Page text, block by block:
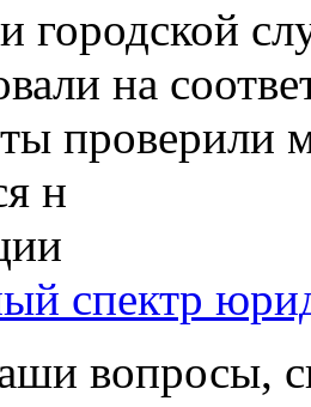
городской
на
проверили
н
спектр
вопросы,